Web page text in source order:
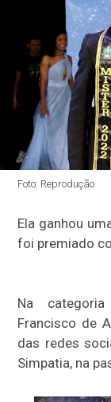
Foto: Reprodução
Ela ganhou
foi premiado
Na
Francisco de
das redes
Simpatia, na